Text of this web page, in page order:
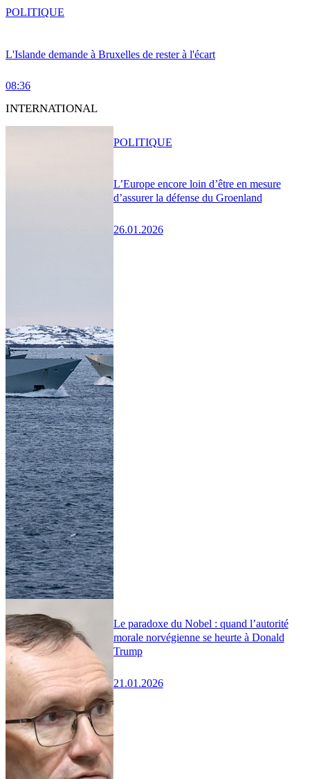
L'Islande demande à Bruxelles de rester à l'écart
08:36
POLITIQUE
INTERNATIONAL
L’Europe encore loin d’être en mesure
d’assurer la défense du Groenland
26.01.2026
POLITIQUE
Le paradoxe du Nobel : quand l’autorité
morale norvégienne se heurte à Donald
Trump
21.01.2026